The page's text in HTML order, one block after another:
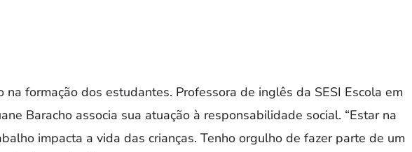
na formação dos estudantes. Professora de inglês da SESI Escola em
Baracho associa sua atuação à responsabilidade social. “Estar na
impacta a vida das crianças. Tenho orgulho de fazer parte de um